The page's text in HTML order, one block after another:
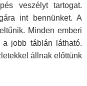
veszélyt tartogat.
int bennünket. A
Minden emberi
jobb táblán látható.
állnak előttünk